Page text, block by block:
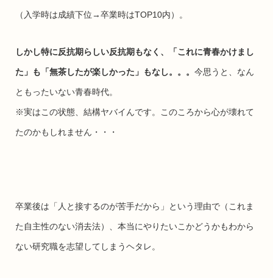
（入学時は成績下位→卒業時はTOP10内）。
しかし特に反抗期らしい反抗期もなく、「これに青春かけまし
た」も「無茶したが楽しかった」もなし。。。 今思うと、なん
ともったいない青春時代。
※実はこの状態、結構ヤバイんです。このころから心が壊れて
たのかもしれません・・・
卒業後は「人と接するのが苦手だから」という理由で（これま
た自主性のない消去法）、本当にやりたいこかどうかもわから
ない研究職を志望してしまうヘタレ。